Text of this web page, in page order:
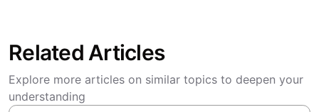
Related Articles
Explore more articles on similar topics to deepen your
understanding